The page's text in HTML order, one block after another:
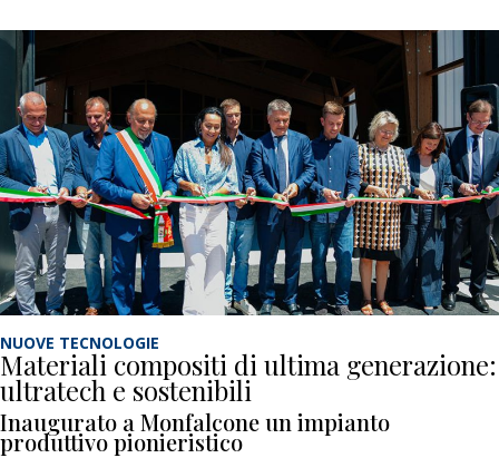
NUOVE TECNOLOGIE
Materiali compositi di ultima generazione:
ultratech e sostenibili
Inaugurato a Monfalcone un impianto
produttivo pionieristico